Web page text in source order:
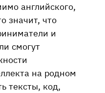
английского,
значит, что
и
смогут
на родном
тексты, код,